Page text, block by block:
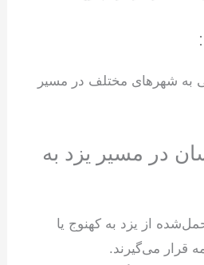
:
به شهرهای مختلف در مسیر
در مسیر یزد به
از یزد به کهنوج یا
قرار می‌گیرند.